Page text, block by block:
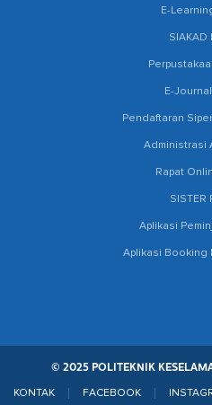
E-
SIAKAD
E-Journal
Pendaftaran
Administrasi
Rapat
SISTER
Aplikasi
Aplikasi Booking
© 2025 POLITEKNIK
KONTAK FACEBOOK